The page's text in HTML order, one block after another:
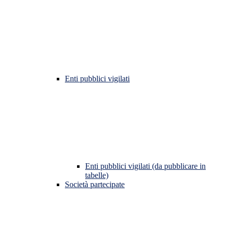
Enti pubblici vigilati
Enti pubblici vigilati (da pubblicare in
tabelle)
Società partecipate